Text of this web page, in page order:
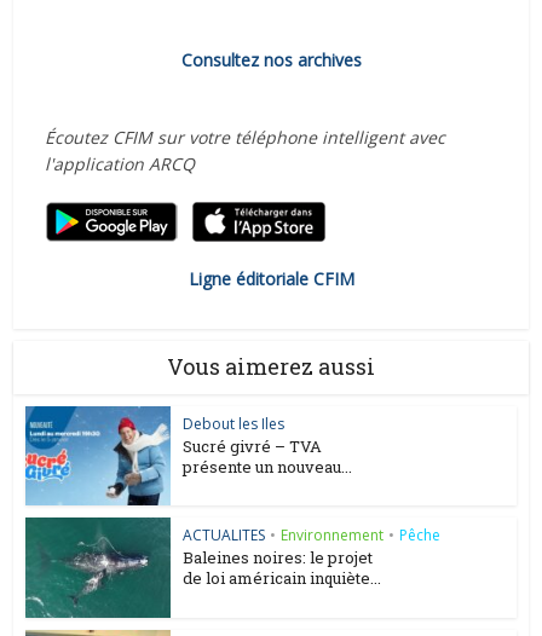
Consultez nos archives
Écoutez CFIM sur votre téléphone intelligent avec
l'application ARCQ
Ligne éditoriale CFIM
Vous aimerez aussi
Debout les Iles
Sucré givré – TVA
présente un nouveau...
ACTUALITES • Environnement • Pêche
Baleines noires: le projet
de loi américain inquiète...